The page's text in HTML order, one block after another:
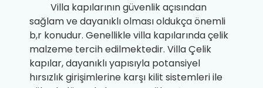
Villa kapılarının güvenlik açısından
sağlam ve dayanıklı olması oldukça önemli
b,r konudur. Genellikle villa kapılarında çelik
malzeme tercih edilmektedir. Villa Çelik
kapılar, dayanıklı yapısıyla potansiyel
hırsızlık girişimlerine karşı kilit sistemleri ile